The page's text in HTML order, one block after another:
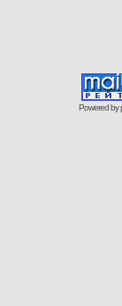
Powered by